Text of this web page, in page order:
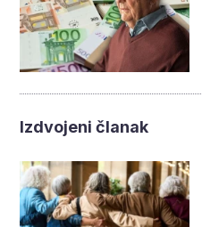
Izdvojeni članak